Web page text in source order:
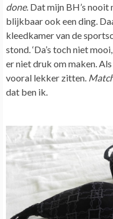
done. Dat mijn BH’s
blijkbaar ook een ding.
kleedkamer van de
stond. ‘Da’s toch niet
er niet druk om maken.
vooral lekker zitten.
dat ben ik.